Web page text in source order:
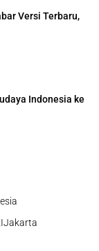
Versi Terbaru,
Indonesia ke